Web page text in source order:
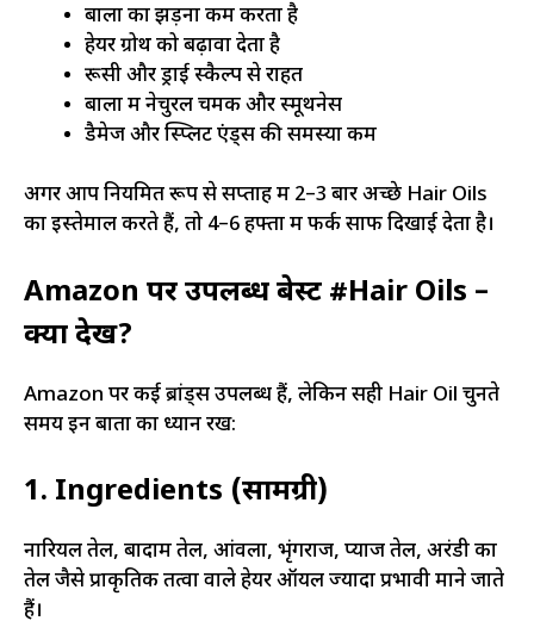
बालों का झड़ना कम करता है
हेयर ग्रोथ को बढ़ावा देता है
रूसी और ड्राई स्कैल्प से राहत
बालों में नेचुरल चमक और स्मूथनेस
डैमेज और स्प्लिट एंड्स की समस्या कम
अगर आप नियमित रूप से सप्ताह में 2–3 बार अच्छे Hair Oils
का इस्तेमाल करते हैं, तो 4–6 हफ्तों में फर्क साफ दिखाई देता है।
Amazon पर उपलब्ध बेस्ट #Hair Oils –
क्या देखें?
Amazon पर कई ब्रांड्स उपलब्ध हैं, लेकिन सही Hair Oil चुनते
समय इन बातों का ध्यान रखें:
1. Ingredients (सामग्री)
नारियल तेल, बादाम तेल, आंवला, भृंगराज, प्याज तेल, अरंडी का
तेल जैसे प्राकृतिक तत्वों वाले हेयर ऑयल ज्यादा प्रभावी माने जाते
हैं।